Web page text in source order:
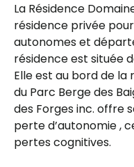
La Résidence
résidence privée
autonomes et
résidence est située
Elle est au bord de la
du Parc Berge des
des Forges inc. offre
perte d’autonomie ,
pertes cognitives.